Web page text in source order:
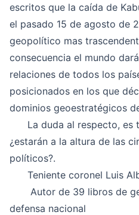
escritos que la caída de
el pasado 15 de agosto de
geopolítico mas
consecuencia el mundo
relaciones de todos los
posicionados en los que
dominios geoestratégicos
La duda al respecto, es
¿estarán a la altura de las
políticos?.
Teniente coronel Luis
Autor de 39 libros de
defensa nacional